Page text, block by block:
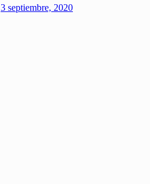
3 septiembre, 2020